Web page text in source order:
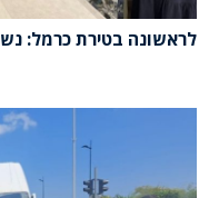
לראשונה בטירת כרמל: